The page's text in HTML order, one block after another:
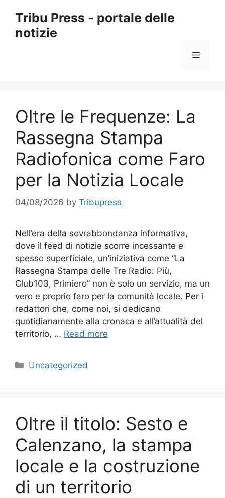
content
Tribu Press - portale delle
notizie
Menu
Oltre le Frequenze: La
Rassegna Stampa
Radiofonica come Faro
per la Notizia Locale
04/08/2026 by Tribupress
Nell’era della sovrabbondanza informativa,
dove il feed di notizie scorre incessante e
spesso superficiale, un’iniziativa come “La
Rassegna Stampa delle Tre Radio: Più,
Club103, Primiero” non è solo un servizio, ma un
vero e proprio faro per la comunità locale. Per i
redattori che, come noi, si dedicano
quotidianamente alla cronaca e all’attualità del
territorio, … Read more
Categories
Uncategorized
Oltre il titolo: Sesto e
Calenzano, la stampa
locale e la costruzione
di un territorio